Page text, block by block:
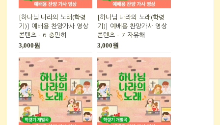
[하나님 나라의 노래(학령
기)] 예배용 찬양가사 영상
콘텐츠 - 6.충만히
3,000원
[하나님 나라의 노래(학령
기)] 예배용 찬양가사 영상
콘텐츠 - 7.자유해
3,000원